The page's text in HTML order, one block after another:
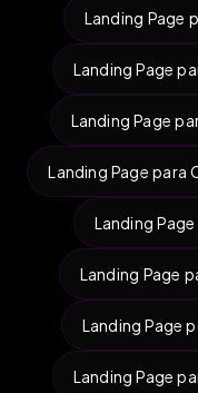
Landing Page
Landing Page
Landing Page
Landing Page para
Landing
Landing Page
Landing Page
Landing Page